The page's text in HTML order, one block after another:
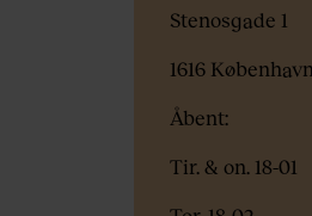
Stenosgade 1
1616
Åbent:
Tir. & on. 18-01